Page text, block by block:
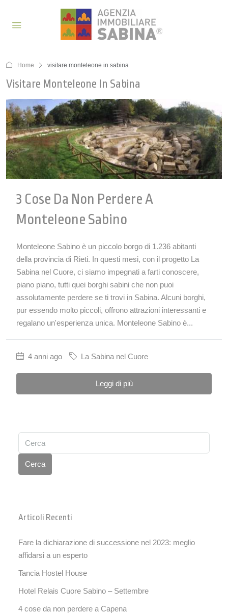
Home visitare monteleone in sabina
Visitare Monteleone In Sabina
3 Cose Da Non Perdere A
Monteleone Sabino
Monteleone Sabino è un piccolo borgo di 1.236 abitanti
della provincia di Rieti. In questi mesi, con il progetto La
Sabina nel Cuore, ci siamo impegnati a farti conoscere,
piano piano, tutti quei borghi sabini che non puoi
assolutamente perdere se ti trovi in Sabina. Alcuni borghi,
pur essendo molto piccoli, offrono attrazioni interessanti e
regalano un'esperienza unica. Monteleone Sabino è...
4 anni ago La Sabina nel Cuore
Leggi di più
Cerca
Articoli Recenti
Fare la dichiarazione di successione nel 2023: meglio
affidarsi a un esperto
Tancia Hostel House
Hotel Relais Cuore Sabino – Settembre
4 cose da non perdere a Capena